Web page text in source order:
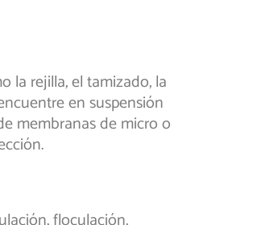
la rejilla, el tamizado, la
en suspensión
membranas de micro o